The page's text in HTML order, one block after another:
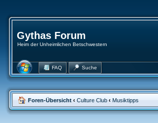
Gythas Forum
Heim der Unheimlichen Betschwestern
FAQ Suche
Foren-Übersicht ‹ Culture Club ‹ Musiktipps